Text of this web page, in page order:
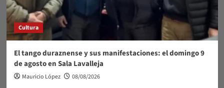
Cultura
El tango duraznense y sus manifestaciones: el domingo 9
de agosto en Sala Lavalleja
Mauricio López 08/08/2026